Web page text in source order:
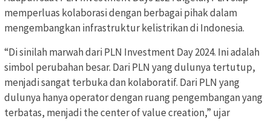
memperluas kolaborasi dengan berbagai pihak dalam
mengembangkan infrastruktur kelistrikan di Indonesia.
“Di sinilah marwah dari PLN Investment Day 2024. Ini adalah
simbol perubahan besar. Dari PLN yang dulunya tertutup,
menjadi sangat terbuka dan kolaboratif. Dari PLN yang
dulunya hanya operator dengan ruang pengembangan yang
terbatas, menjadi the center of value creation,” ujar